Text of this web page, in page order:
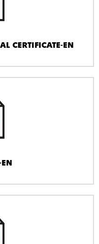
CERTIFICATE-EN